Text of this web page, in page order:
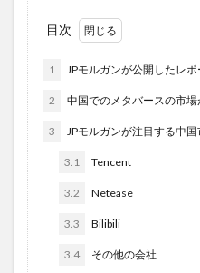
目次
1 JPモルガンが公開したレ
2 中国でのメタバースの市
3 JPモルガンが注目する中
3.1 Tencent
3.2 Netease
3.3 Bilibili
3.4 その他の会社